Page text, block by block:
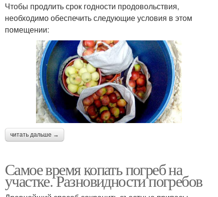
Чтобы продлить срок годности продовольствия,
необходимо обеспечить следующие условия в этом
помещении:
читать дальше →
Самое время копать погреб на
участке. Разновидности погребов